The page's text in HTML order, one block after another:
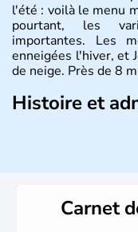
l'été : voilà le menu
pourtant, les
importantes. Les
enneigées l'hiver, et
de neige. Près de 8
Histoire et
L'Israël est un état
vrai essorCarnet